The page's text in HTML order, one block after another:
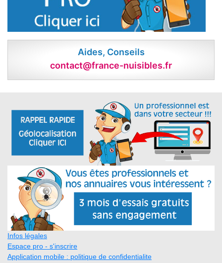
Aides, Conseils
contact@france-nuisibles.fr
Infos légales
Espace pro - s'inscrire
Application mobile : politique de confidentialite